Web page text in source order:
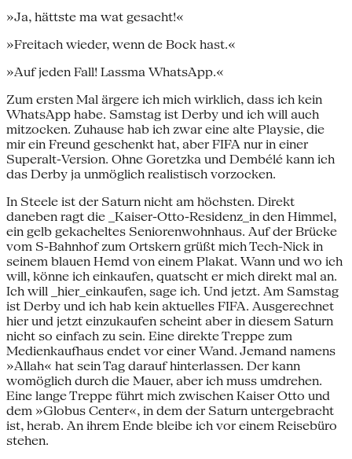
»Ja, hättste ma wat gesacht!«
»Freitach wieder, wenn de Bock hast.«
»Auf jeden Fall! Lassma WhatsApp.«
Zum ersten Mal ärgere ich mich wirklich, dass ich kein
WhatsApp habe. Samstag ist Derby und ich will auch
mitzocken. Zuhause hab ich zwar eine alte Playsie, die
mir ein Freund geschenkt hat, aber FIFA nur in einer
Superalt-Version. Ohne Goretzka und Dembélé kann ich
das Derby ja unmöglich realistisch vorzocken.
In Steele ist der Saturn nicht am höchsten. Direkt
daneben ragt die _Kaiser-Otto-Residenz_in den Himmel,
ein gelb gekacheltes Seniorenwohnhaus. Auf der Brücke
vom S-Bahnhof zum Ortskern grüßt mich Tech-Nick in
seinem blauen Hemd von einem Plakat. Wann und wo ich
will, könne ich einkaufen, quatscht er mich direkt mal an.
Ich will _hier_einkaufen, sage ich. Und jetzt. Am Samstag
ist Derby und ich hab kein aktuelles FIFA. Ausgerechnet
hier und jetzt einzukaufen scheint aber in diesem Saturn
nicht so einfach zu sein. Eine direkte Treppe zum
Medienkaufhaus endet vor einer Wand. Jemand namens
»Allah« hat sein Tag darauf hinterlassen. Der kann
womöglich durch die Mauer, aber ich muss umdrehen.
Eine lange Treppe führt mich zwischen Kaiser Otto und
dem »Globus Center«, in dem der Saturn untergebracht
ist, herab. An ihrem Ende bleibe ich vor einem Reisebüro
stehen.